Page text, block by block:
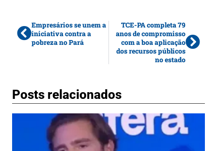
Empresários se unem a
iniciativa contra a
pobreza no Pará
TCE-PA completa 79
anos de compromisso
com a boa aplicação
dos recursos públicos
no estado
Posts relacionados